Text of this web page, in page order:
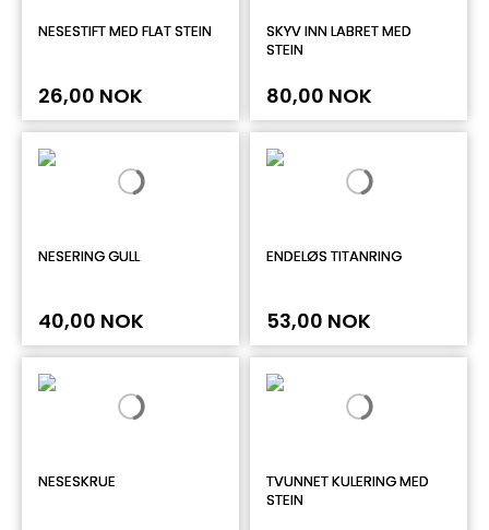
NESESTIFT MED FLAT STEIN
26,00 NOK
SKYV INN LABRET MED
STEIN
80,00 NOK
NESERING GULL
40,00 NOK
ENDELØS TITANRING
53,00 NOK
NESESKRUE
TVUNNET KULERING MED
STEIN